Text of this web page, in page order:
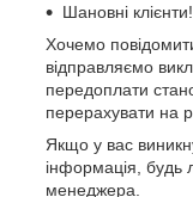
Шановні клієнти!
Хочемо
відправляємо
передоплати
перерахувати на
Якщо у вас
інформація, будь
менеджера.